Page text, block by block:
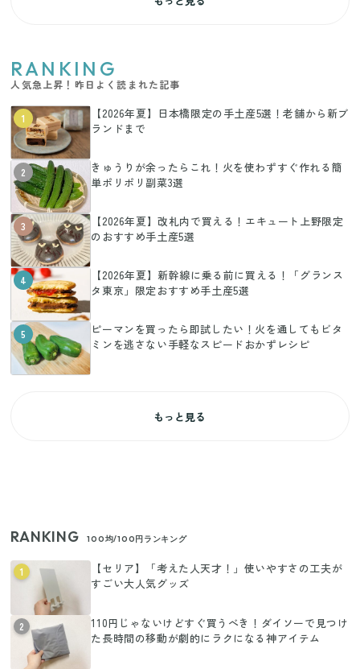
RANKING
人気急上昇！昨日よく読まれた記事
1
【2026年夏】日本橋限定の手土産5選！老舗から新ブ
ランドまで
2
きゅうりが余ったらこれ！火を使わずすぐ作れる簡
単ポリポリ副菜3選
3
【2026年夏】改札内で買える！エキュート上野限定
のおすすめ手土産5選
4
【2026年夏】新幹線に乗る前に買える！「グランス
タ東京」限定おすすめ手土産5選
5
ピーマンを買ったら即試したい！火を通してもビタ
ミンを逃さない手軽なスピードおかずレシピ
もっと見る
RANKING 100均/100円ランキング
1
【セリア】「考えた人天才！」使いやすさの工夫が
すごい大人気グッズ
2
110円じゃないけどすぐ買うべき！ダイソーで見つけ
た長時間の移動が劇的にラクになる神アイテム